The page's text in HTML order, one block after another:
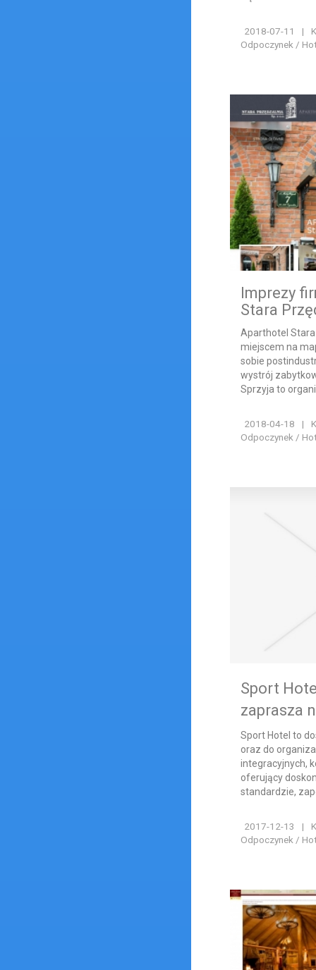
2018-07-11 |
Odpoczynek /
Imprezy
Stara
Aparthotel
miejscem na
sobie
wystrój
Sprzyja to
2018-04-18 |
Odpoczynek /
Sport
zaprasza
Sport Hotel to
oraz do
integracyjnych,
oferujący
standardzie,
2017-12-13 |
Odpoczynek /